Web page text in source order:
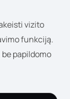
vizito
funkciją.
papildomo